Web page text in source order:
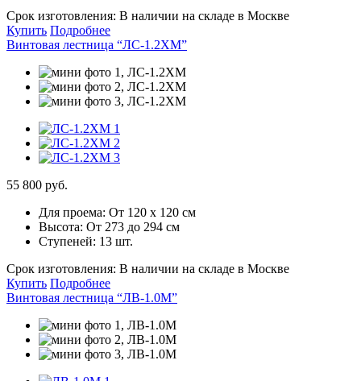
Срок изготовления: В наличии на складе в Москве
Купить Подробнее
Винтовая лестница “ЛС-1.2ХМ”
55 800 руб.
Для проема: От 120 х 120 см
Высота: От 273 до 294 см
Ступеней: 13 шт.
Срок изготовления: В наличии на складе в Москве
Купить Подробнее
Винтовая лестница “ЛВ-1.0М”